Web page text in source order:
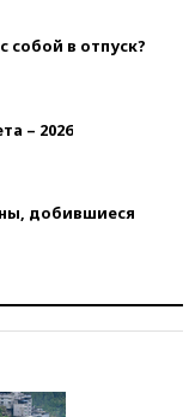
собой в отпуск?
– 2026
добившиеся